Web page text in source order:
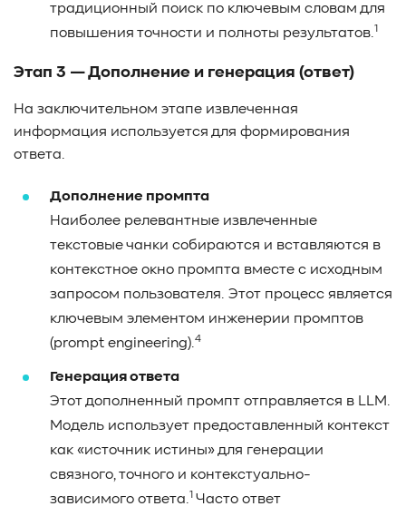
традиционный поиск по ключевым словам для
повышения точности и полноты результатов.1
Этап 3 — Дополнение и генерация (ответ)
На заключительном этапе извлеченная
информация используется для формирования
ответа.
Дополнение промпта
Наиболее релевантные извлеченные
текстовые чанки собираются и вставляются в
контекстное окно промпта вместе с исходным
запросом пользователя. Этот процесс является
ключевым элементом инженерии промптов
(prompt engineering).4
Генерация ответа
Этот дополненный промпт отправляется в LLM.
Модель использует предоставленный контекст
как «источник истины» для генерации
связного, точного и контекстуально-
зависимого ответа.1 Часто ответ